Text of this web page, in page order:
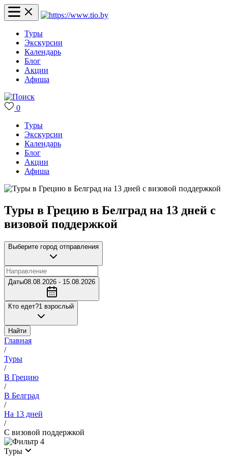
Туры
Экскурсии
Календарь
Блог
Акции
Афиша
0
Туры
Экскурсии
Календарь
Блог
Акции
Афиша
Туры в Грецию в Белград на 13 дней с
визовой поддержкой
Выберите город отправления
Даты08.08.2026 - 15.08.2026
Кто едет?1 взрослый
Найти
Главная
/
Туры
/
В Грецию
/
В Белград
/
На 13 дней
/
С визовой поддержкой
4
Туры